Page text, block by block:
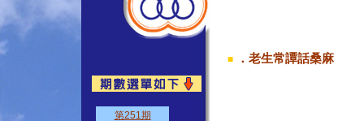
■ ．老生常譚話桑麻